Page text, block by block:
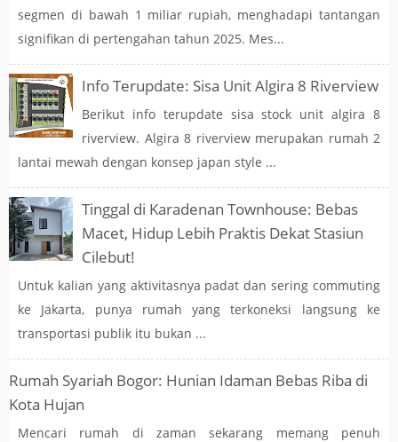
segmen di bawah 1 miliar rupiah, menghadapi tantangan
signifikan di pertengahan tahun 2025. Mes...
Info Terupdate: Sisa Unit Algira 8 Riverview
Berikut info terupdate sisa stock unit algira 8
riverview. Algira 8 riverview merupakan rumah 2
lantai mewah dengan konsep japan style ...
Tinggal di Karadenan Townhouse: Bebas
Macet, Hidup Lebih Praktis Dekat Stasiun
Cilebut!
Untuk kalian yang aktivitasnya padat dan sering commuting
ke Jakarta, punya rumah yang terkoneksi langsung ke
transportasi publik itu bukan ...
Rumah Syariah Bogor: Hunian Idaman Bebas Riba di
Kota Hujan
Mencari rumah di zaman sekarang memang penuh